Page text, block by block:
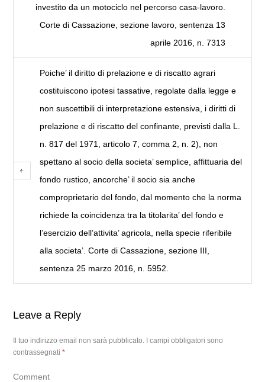
investito da un motociclo nel percorso casa-lavoro.
Corte di Cassazione, sezione lavoro, sentenza 13
aprile 2016, n. 7313
Poiche’ il diritto di prelazione e di riscatto agrari
costituiscono ipotesi tassative, regolate dalla legge e
non suscettibili di interpretazione estensiva, i diritti di
prelazione e di riscatto del confinante, previsti dalla L.
n. 817 del 1971, articolo 7, comma 2, n. 2), non
spettano al socio della societa’ semplice, affittuaria del
fondo rustico, ancorche’ il socio sia anche
comproprietario del fondo, dal momento che la norma
richiede la coincidenza tra la titolarita’ del fondo e
l’esercizio dell’attivita’ agricola, nella specie riferibile
alla societa’. Corte di Cassazione, sezione III,
sentenza 25 marzo 2016, n. 5952.
Leave a Reply
Il tuo indirizzo email non sarà pubblicato.
I campi obbligatori sono
contrassegnati*
Comment